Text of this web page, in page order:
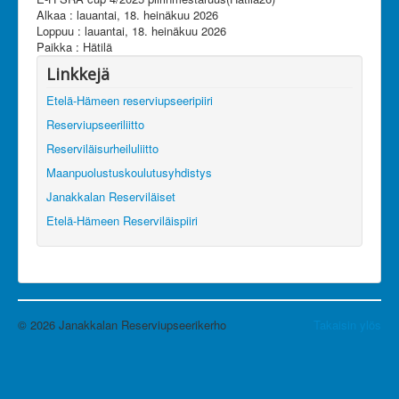
Olet tässä:
JanRU
Kalenteri
E-H SRA cup 4/2025 piirinmestaruus(Hätilä26)
Alkaa : lauantai, 18. heinäkuu 2026
Loppuu : lauantai, 18. heinäkuu 2026
Paikka : Hätilä
Linkkejä
Etelä-Hämeen reserviupseeripiiri
Reserviupseeriliitto
Reserviläisurheiluliitto
Maanpuolustuskoulutusyhdistys
Janakkalan Reserviläiset
Etelä-Hämeen Reserviläispiiri
© 2026 Janakkalan Reserviupseerikerho